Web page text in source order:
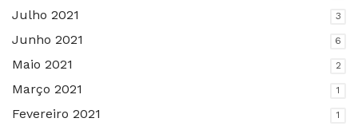
Julho 2021 3
Junho 2021 6
Maio 2021 2
Março 2021 1
Fevereiro 2021 1